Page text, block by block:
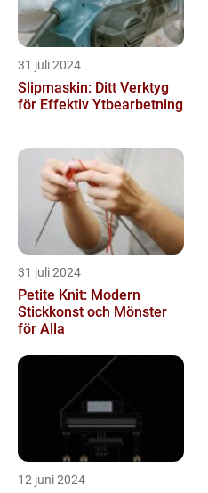
31 juli 2024
Slipmaskin: Ditt Verktyg
för Effektiv Ytbearbetning
31 juli 2024
Petite Knit: Modern
Stickkonst och Mönster
för Alla
12 juni 2024